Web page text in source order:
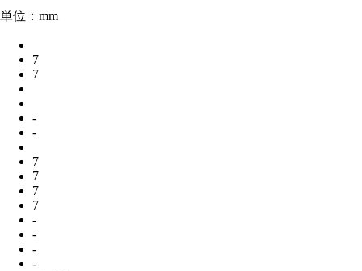
単位：mm
7
7
-
-
7
7
7
7
-
-
-
-